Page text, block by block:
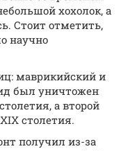
хохолок, а
Стоит отметить,
научно
маврикийский и
был уничтожен
а второй
столетия.
получил из-за